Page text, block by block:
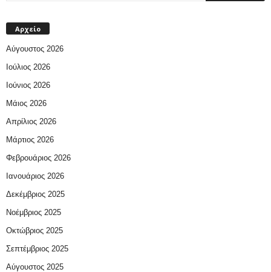
Αρχείο
Αύγουστος 2026
Ιούλιος 2026
Ιούνιος 2026
Μάιος 2026
Απρίλιος 2026
Μάρτιος 2026
Φεβρουάριος 2026
Ιανουάριος 2026
Δεκέμβριος 2025
Νοέμβριος 2025
Οκτώβριος 2025
Σεπτέμβριος 2025
Αύγουστος 2025